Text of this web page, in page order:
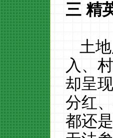
三精
土
入、
却呈
分红
都还